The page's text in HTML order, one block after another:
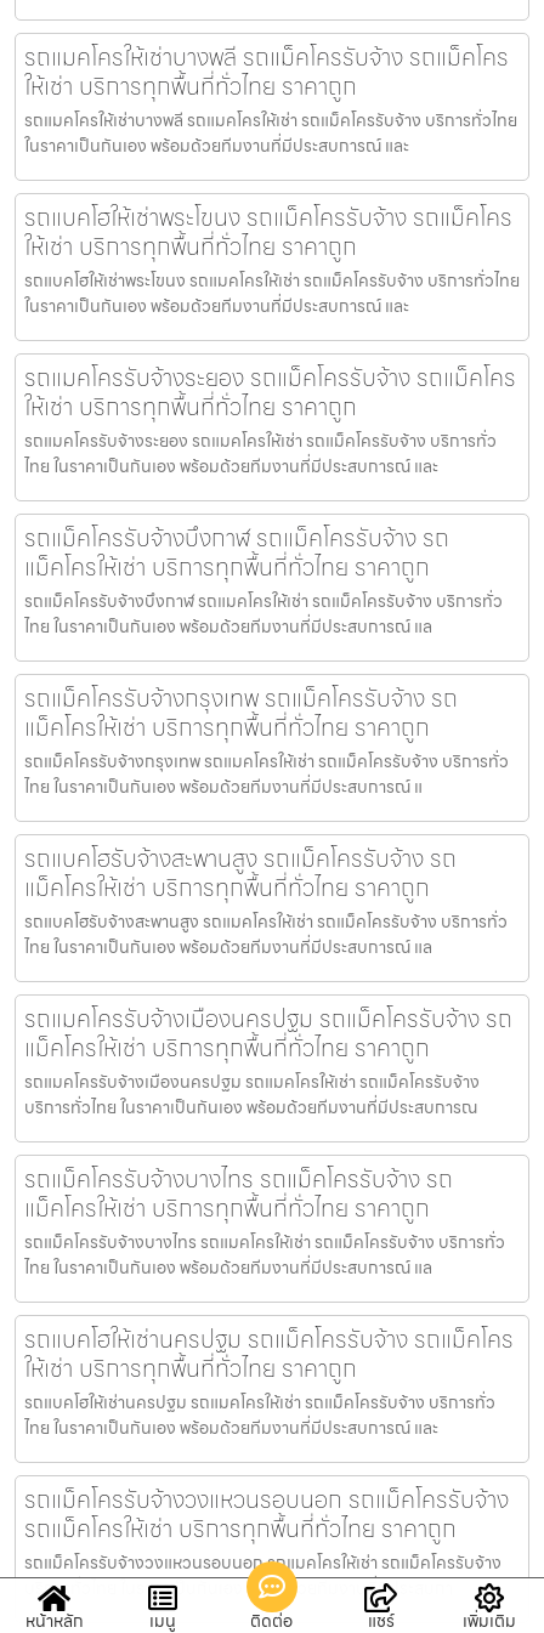
รถแมคโครให้เช่าบางพลี รถแม็คโครรับจ้าง รถแม็คโคร
ให้เช่า บริการทุกพื้นที่ทั่วไทย ราคาถูก
รถแมคโครให้เช่าบางพลี รถแมคโครให้เช่า รถแม็คโครรับจ้าง บริการทั่วไทย
ในราคาเป็นกันเอง พร้อมด้วยทีมงานที่มีประสบการณ์ และ
รถแบคโฮให้เช่าพระโขนง รถแม็คโครรับจ้าง รถแม็คโคร
ให้เช่า บริการทุกพื้นที่ทั่วไทย ราคาถูก
รถแบคโฮให้เช่าพระโขนง รถแมคโครให้เช่า รถแม็คโครรับจ้าง บริการทั่วไทย
ในราคาเป็นกันเอง พร้อมด้วยทีมงานที่มีประสบการณ์ และ
รถแมคโครรับจ้างระยอง รถแม็คโครรับจ้าง รถแม็คโคร
ให้เช่า บริการทุกพื้นที่ทั่วไทย ราคาถูก
รถแมคโครรับจ้างระยอง รถแมคโครให้เช่า รถแม็คโครรับจ้าง บริการทั่ว
ไทย ในราคาเป็นกันเอง พร้อมด้วยทีมงานที่มีประสบการณ์ และ
รถแม็คโครรับจ้างบึงกาฬ รถแม็คโครรับจ้าง รถ
แม็คโครให้เช่า บริการทุกพื้นที่ทั่วไทย ราคาถูก
รถแม็คโครรับจ้างบึงกาฬ รถแมคโครให้เช่า รถแม็คโครรับจ้าง บริการทั่ว
ไทย ในราคาเป็นกันเอง พร้อมด้วยทีมงานที่มีประสบการณ์ แล
รถแม็คโครรับจ้างกรุงเทพ รถแม็คโครรับจ้าง รถ
แม็คโครให้เช่า บริการทุกพื้นที่ทั่วไทย ราคาถูก
รถแม็คโครรับจ้างกรุงเทพ รถแมคโครให้เช่า รถแม็คโครรับจ้าง บริการทั่ว
ไทย ในราคาเป็นกันเอง พร้อมด้วยทีมงานที่มีประสบการณ์ แ
รถแบคโฮรับจ้างสะพานสูง รถแม็คโครรับจ้าง รถ
แม็คโครให้เช่า บริการทุกพื้นที่ทั่วไทย ราคาถูก
รถแบคโฮรับจ้างสะพานสูง รถแมคโครให้เช่า รถแม็คโครรับจ้าง บริการทั่ว
ไทย ในราคาเป็นกันเอง พร้อมด้วยทีมงานที่มีประสบการณ์ แล
รถแมคโครรับจ้างเมืองนครปฐม รถแม็คโครรับจ้าง รถ
แม็คโครให้เช่า บริการทุกพื้นที่ทั่วไทย ราคาถูก
รถแมคโครรับจ้างเมืองนครปฐม รถแมคโครให้เช่า รถแม็คโครรับจ้าง
บริการทั่วไทย ในราคาเป็นกันเอง พร้อมด้วยทีมงานที่มีประสบการณ
รถแม็คโครรับจ้างบางไทร รถแม็คโครรับจ้าง รถ
แม็คโครให้เช่า บริการทุกพื้นที่ทั่วไทย ราคาถูก
รถแม็คโครรับจ้างบางไทร รถแมคโครให้เช่า รถแม็คโครรับจ้าง บริการทั่ว
ไทย ในราคาเป็นกันเอง พร้อมด้วยทีมงานที่มีประสบการณ์ แล
รถแบคโฮให้เช่านครปฐม รถแม็คโครรับจ้าง รถแม็คโคร
ให้เช่า บริการทุกพื้นที่ทั่วไทย ราคาถูก
รถแบคโฮให้เช่านครปฐม รถแมคโครให้เช่า รถแม็คโครรับจ้าง บริการทั่ว
ไทย ในราคาเป็นกันเอง พร้อมด้วยทีมงานที่มีประสบการณ์ และ
รถแม็คโครรับจ้างวงแหวนรอบนอก รถแม็คโครรับจ้าง
รถแม็คโครให้เช่า บริการทุกพื้นที่ทั่วไทย ราคาถูก
รถแม็คโครรับจ้างวงแหวนรอบนอก รถแมคโครให้เช่า รถแม็คโครรับจ้าง
บริการทั่วไทย ในราคาเป็นกันเอง พร้อมด้วยทีมงานที่มีประสบกา
หน้าหลัก
เมนู ติดต่อ แชร์ เพิ่มเติม